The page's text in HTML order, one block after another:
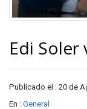
Edi
Publicado el : 20 de
En : General